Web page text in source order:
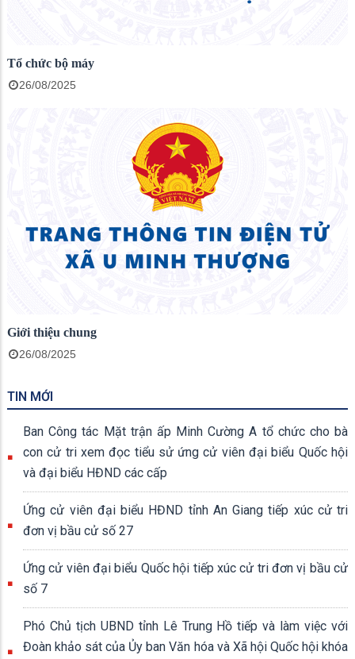
Tổ chức bộ máy
26/08/2025
Giới thiệu chung
26/08/2025
TIN MỚI
Ban Công tác Mặt trận ấp Minh Cường A tổ chức cho bà
con cử tri xem đọc tiểu sử ứng cử viên đại biểu Quốc hội
và đại biểu HĐND các cấp
Ứng cử viên đại biểu HĐND tỉnh An Giang tiếp xúc cử tri
đơn vị bầu cử số 27
Ứng cử viên đại biểu Quốc hội tiếp xúc cử tri đơn vị bầu cử
số 7
Phó Chủ tịch UBND tỉnh Lê Trung Hồ tiếp và làm việc với
Đoàn khảo sát của Ủy ban Văn hóa và Xã hội Quốc hội khóa